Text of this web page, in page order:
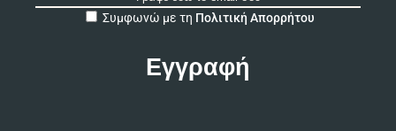
Συμφωνώ με τη Πολιτική Απορρήτου